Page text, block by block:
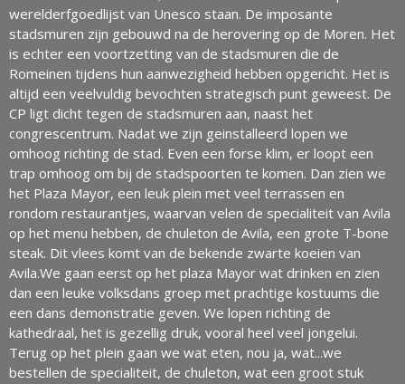
werelderfgoedlijst van Unesco staan. De imposante
stadsmuren zijn gebouwd na de herovering op de Moren. Het
is echter een voortzetting van de stadsmuren die de
Romeinen tijdens hun aanwezigheid hebben opgericht. Het is
altijd een veelvuldig bevochten strategisch punt geweest. De
CP ligt dicht tegen de stadsmuren aan, naast het
congrescentrum. Nadat we zijn geinstalleerd lopen we
omhoog richting de stad. Even een forse klim, er loopt een
trap omhoog om bij de stadspoorten te komen. Dan zien we
het Plaza Mayor, een leuk plein met veel terrassen en
rondom restaurantjes, waarvan velen de specialiteit van Avila
op het menu hebben, de chuleton de Avila, een grote T-bone
steak. Dit vlees komt van de bekende zwarte koeien van
Avila.We gaan eerst op het plaza Mayor wat drinken en zien
dan een leuke volksdans groep met prachtige kostuums die
een dans demonstratie geven. We lopen richting de
kathedraal, het is gezellig druk, vooral heel veel jongelui.
Terug op het plein gaan we wat eten, nou ja, wat...we
bestellen de specialiteit, de chuleton, wat een groot stuk